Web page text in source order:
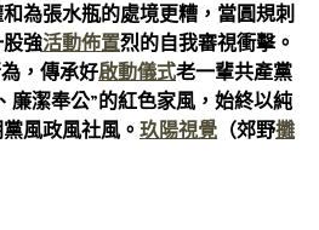
為張水瓶的處境更糟，當圓規刺
強活動佈置烈的自我審視衝擊。
，傳承好啟動儀式老一輩共產黨
廉潔奉公”的紅色家風，始終以純
風政風社風。 玖陽視覺 （郊野攤